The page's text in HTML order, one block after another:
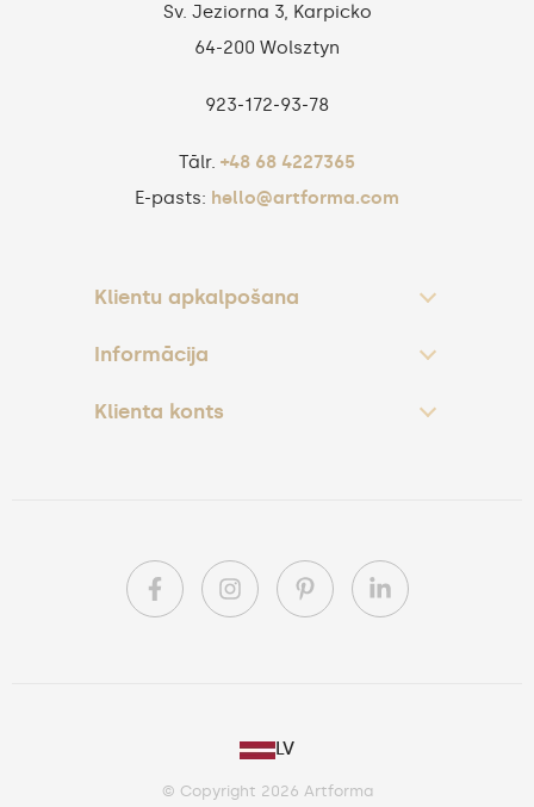
Sv. Jeziorna 3, Karpicko
64-200 Wolsztyn
923‑172‑93‑78
Tālr. +48 68 4227365
E-pasts: hello@artforma.com
Klientu apkalpošana
Informācija
Klienta konts
LV
© Copyright 2026 Artforma